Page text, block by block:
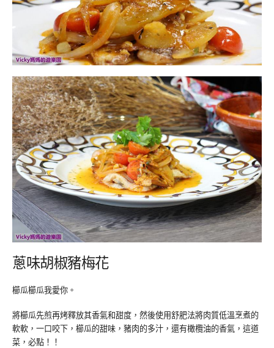
蔥味胡椒豬梅花
櫛瓜櫛瓜我愛你。
將櫛瓜先煎再烤釋放其香氣和甜度，然後使用舒肥法將肉質低溫烹煮的
軟軟，一口咬下，櫛瓜的甜味，豬肉的多汁，還有橄欖油的香氣，這道
菜，必點！！